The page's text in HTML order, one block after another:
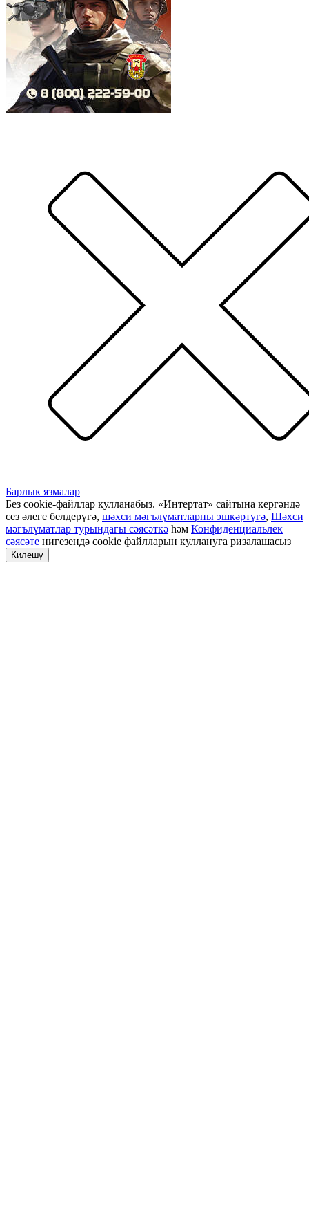
Барлык язмалар
Без cookie-файллар кулланабыз. «Интертат» сайтына кергәндә
сез әлеге белдерүгә, шәхси мәгълүматларны эшкәртүгә, Шәхси
мәгълүматлар турындагы сәясәткә һәм Конфиденциальлек
сәясәте нигезендә cookie файлларын куллануга ризалашасыз
Килешү